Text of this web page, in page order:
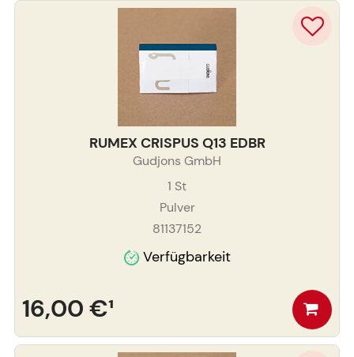
RUMEX CRISPUS Q13 EDBR
Gudjons GmbH
1 St
Pulver
81137152
Verfügbarkeit
16,00 €¹